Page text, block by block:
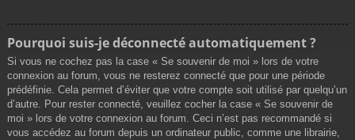
Pourquoi suis-je déconnecté automatiquement ?
Si vous ne cochez pas la case « Se souvenir de moi » lors de votre
connexion au forum, vous ne resterez connecté que pour une période
prédéfinie. Cela permet d’éviter que votre compte soit utilisé par quelqu’un
d’autre. Pour rester connecté, veuillez cocher la case « Se souvenir de
moi » lors de votre connexion au forum. Ceci n’est pas recommandé si
vous accédez au forum depuis un ordinateur public, comme une librairie,